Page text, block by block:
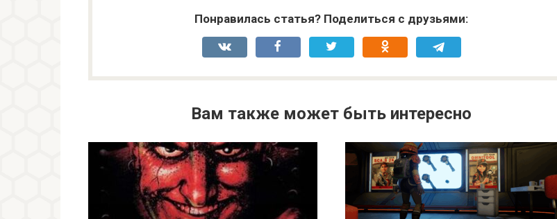
Понравилась статья? Поделиться с друзьями:
Вам также может быть интересно